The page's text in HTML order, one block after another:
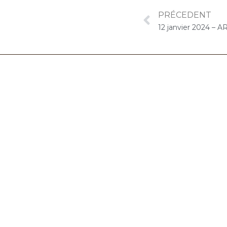
PRÉCEDENT